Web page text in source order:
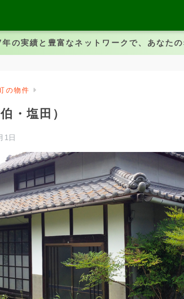
の実績と豊富なネットワークで、あなた
の物件
・塩田）
1日